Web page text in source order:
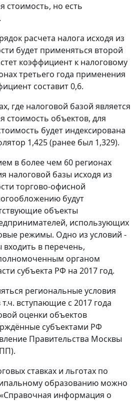
стоимость, но есть
расчета налога исходя из
будет применяться второй
коэффициент к налоговому
третьего года применения
составит 0,6.
где налоговой базой является
стоимость объектов, для
будет индексирована
1,425 (ранее был 1,329).
в более чем 60 регионах
налоговой базы исходя из
торгово-офисной
будут
объекты
использующих
режимы. Одно из условий -
в перечень,
органом
субъекта РФ на 2017 год.
региональные условия
вступающие с 2017 года
оценки объектов
субъектами РФ
Правительства Москвы
ставках и льготах по
образованию можно
информация о